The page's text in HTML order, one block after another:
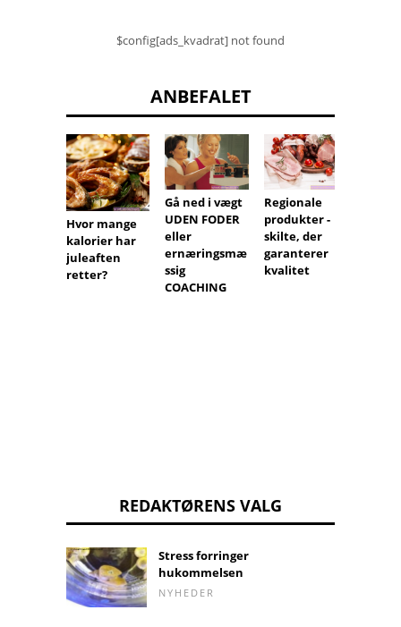
$config[ads_kvadrat] not found
ANBEFALET
Hvor mange
kalorier har
juleaften
retter?
Gå ned i vægt
UDEN FODER
eller
ernæringsmæ
ssig
COACHING
Regionale
produkter -
skilte, der
garanterer
kvalitet
REDAKTØRENS VALG
Stress forringer
hukommelsen
NYHEDER